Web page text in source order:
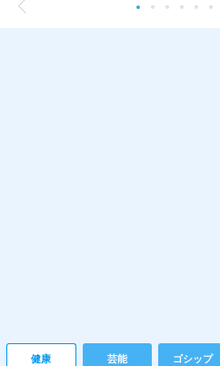
健康 芸能 ゴシップ